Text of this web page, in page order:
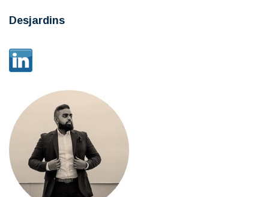
Desjardins